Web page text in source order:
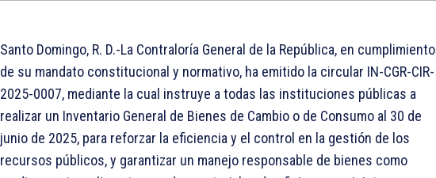
Santo Domingo, R. D.-La Contraloría General de la República, en cumplimiento
de su mandato constitucional y normativo, ha emitido la circular IN-CGR-CIR-
2025-0007, mediante la cual instruye a todas las instituciones públicas a
realizar un Inventario General de Bienes de Cambio o de Consumo al 30 de
junio de 2025, para reforzar la eficiencia y el control en la gestión de los
recursos públicos, y garantizar un manejo responsable de bienes como